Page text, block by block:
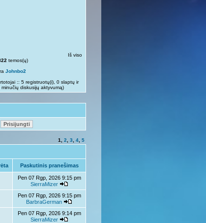
Iš viso
temos(ų)
Johnbo2
:: 5 registruotų(i), 0 slaptų ir
diskusijų aktyvumą)
1 2 3 4 5
Paskutinis pranešimas
Pen 07 Rgp, 2026 9:15 pm
SierraMizer
Pen 07 Rgp, 2026 9:15 pm
BarbraGerman
Pen 07 Rgp, 2026 9:14 pm
SierraMizer